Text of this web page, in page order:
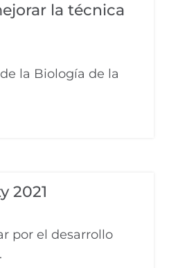
la técnica
la Biología de la
2021
por el desarrollo